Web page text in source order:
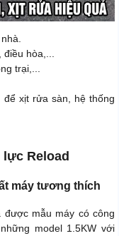
hòa,...
trại,...
xịt rửa sàn, hệ thống
lực Reload
máy tương thích
được mẫu máy có công
model 1.5KW với